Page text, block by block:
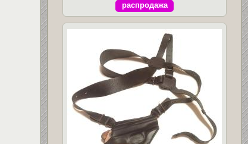
распродажа